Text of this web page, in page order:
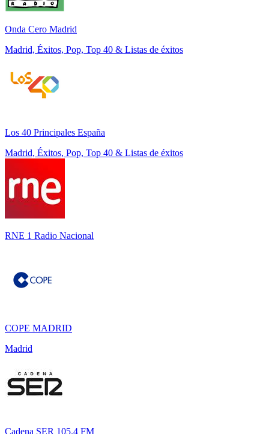
Onda Cero Madrid
Madrid, Éxitos, Pop, Top 40 & Listas de éxitos
Los 40 Principales España
Madrid, Éxitos, Pop, Top 40 & Listas de éxitos
RNE 1 Radio Nacional
COPE MADRID
Madrid
Cadena SER 105.4 FM